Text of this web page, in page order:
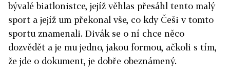
bývalé biatlonistce, jejíž věhlas přesáhl tento malý
sport a jejíž um překonal vše, co kdy Češi v tomto
sportu znamenali. Divák se o ní chce něco
dozvědět a je mu jedno, jakou formou, ačkoli s tím,
že jde o dokument, je dobře obeznámený.